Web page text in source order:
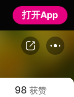
打开App
打开App
98 获赞